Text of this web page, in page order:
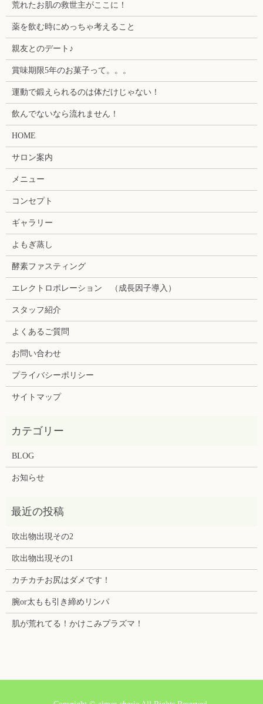
荒れたお肌の救世主がここに！
薬を飲む時にめっちゃ考えること
親友とのデート♪
賞味期限5年のお菓子って。。。
運動で鍛えられるのは体だけじゃない！
飲んでないなら流れません！
HOME
サロン案内
メニュー
コンセプト
ギャラリー
よもぎ蒸し
酵素ファスティング
エレクトロポレーション （成長因子導入）
スタッフ紹介
よくあるご質問
お問い合わせ
プライバシーポリシー
サイトマップ
BLOG
お知らせ
吹出物出現その2
吹出物出現その1
カチカチお尻はダメです！
腕or太もも引き締めリンパ
肌が荒れてる！かけこみプラズマ！